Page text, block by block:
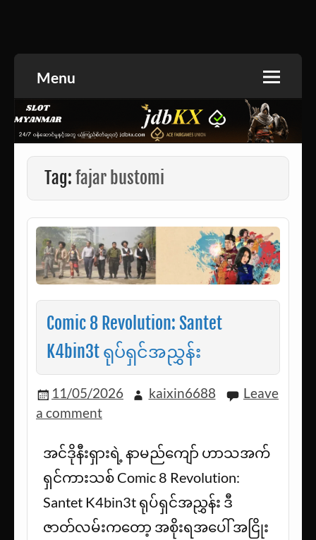
ဝတ္ထုတို
Menu
Tag: fajar bustomi
Comic 8 Revolution: Santet
K4bin3t ရုပ်ရှင်အညွှန်း
11/05/2026 kaixin6688
Leave
a comment
အင်ဒိုနီးရှားရဲ့ နာမည်ကျော် ဟာသအက်
ရှင်ကားသစ် Comic 8 Revolution:
Santet K4bin3t ရုပ်ရှင်အညွှန်း ဒီ
ဇာတ်လမ်းကတော့ အစိုးရအပေါ် အငြိုး